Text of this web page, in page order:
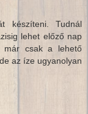
készíteni. Tudnál
lehet előző nap
már csak a lehető
az íze ugyanolyan